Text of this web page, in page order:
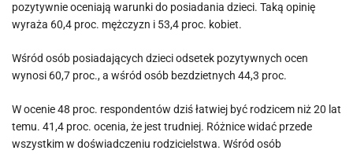
pozytywnie oceniają warunki do posiadania dzieci. Taką opinię
wyraża 60,4 proc. mężczyzn i 53,4 proc. kobiet.
Wśród osób posiadających dzieci odsetek pozytywnych ocen
wynosi 60,7 proc., a wśród osób bezdzietnych 44,3 proc.
W ocenie 48 proc. respondentów dziś łatwiej być rodzicem niż 20 lat
temu. 41,4 proc. ocenia, że jest trudniej. Różnice widać przede
wszystkim w doświadczeniu rodzicielstwa. Wśród osób